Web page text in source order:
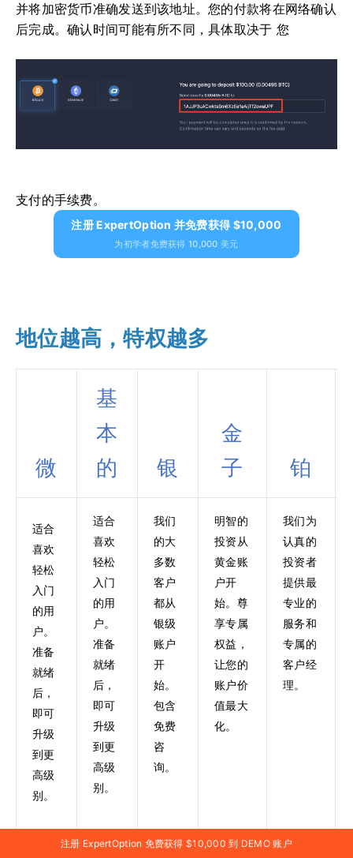
并将加密货币准确发送到该地址。您的付款将在网络确认
后完成。确认时间可能有所不同，具体取决于 您
支付的手续费。
注册 ExpertOption 并免费获得 $10,000
为初学者免费获得 10,000 美元
地位越高，特权越多
微
基
本
的
银
金
子
铂
适合
喜欢
轻松
入门
的用
户。
准备
就绪
后，
即可
升级
到更
高级
别。
适合
喜欢
轻松
入门
的用
户。
准备
就绪
后，
即可
升级
到更
高级
别。
我们
的大
多数
客户
都从
银级
账户
开
始。
包含
免费
咨
询。
明智的
投资从
黄金账
户开
始。尊
享专属
权益，
让您的
账户价
值最大
化。
我们为
认真的
投资者
提供最
专业的
服务和
专属的
客户经
理。
注册 ExpertOption 免费获得 $10,000 到 DEMO 账户